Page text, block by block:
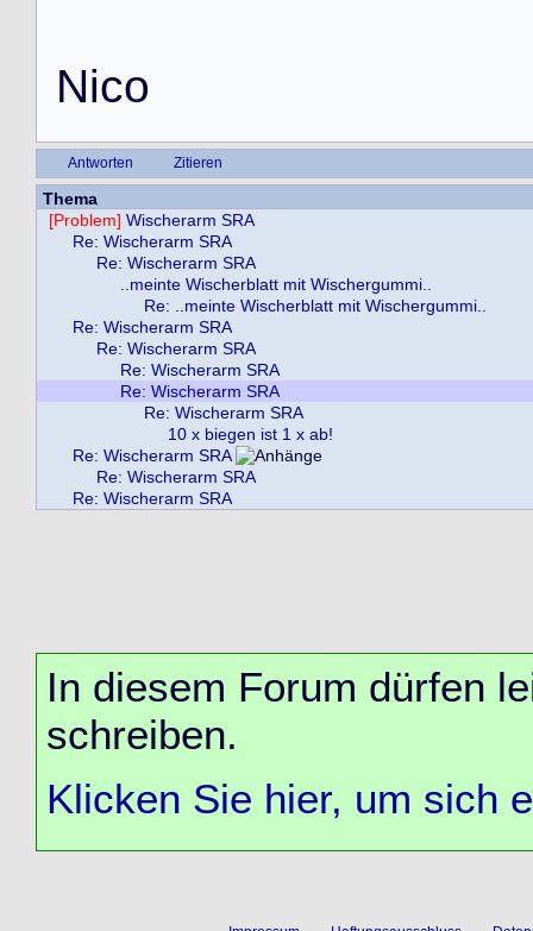
Nico
Antworten Zitieren
Thema
[Problem] Wischerarm SRA
Re: Wischerarm SRA
Re: Wischerarm SRA
..meinte Wischerblatt mit Wischergummi..
Re: ..meinte Wischerblatt mit Wischergummi..
Re: Wischerarm SRA
Re: Wischerarm SRA
Re: Wischerarm SRA
Re: Wischerarm SRA
Re: Wischerarm SRA
10 x biegen ist 1 x ab!
Re: Wischerarm SRA
Re: Wischerarm SRA
Re: Wischerarm SRA
In diesem Forum dürfen
schreiben.
Klicken Sie hier, um sich